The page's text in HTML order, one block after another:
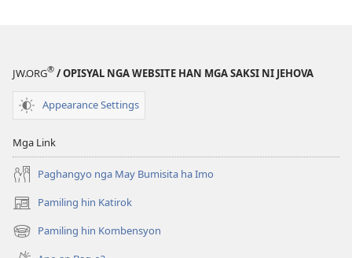
JW.ORG® / OPISYAL NGA WEBSITE HAN MGA SAKSI NI JEHOVA
Appearance Settings
Mga Link
Paghangyo nga May Bumisita ha Imo
Pamiling hin Katirok
(opens
new
window)
Pamiling hin Kombensyon
(opens
new